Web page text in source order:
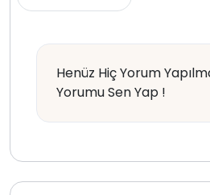
Henüz Hiç Yorum
Yorumu Sen Yap !